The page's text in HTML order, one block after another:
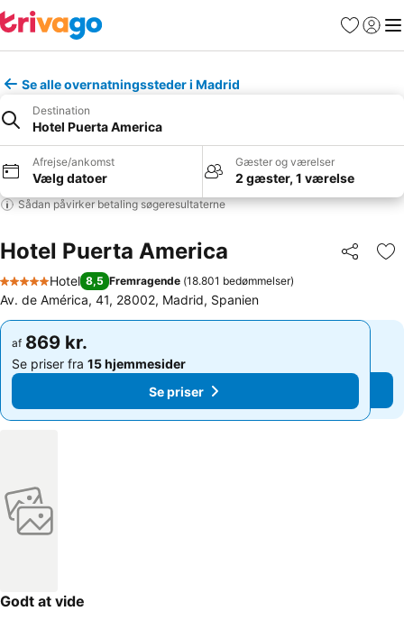
Favoritter
Log ind
Se alle overnatningssteder i Madrid
Destination
Hotel Puerta America
Afrejse/ankomst
Vælg datoer
Gæster og værelser
2 gæster, 1 værelse
Sådan påvirker betaling søgeresultaterne
Hotel Puerta America Del
5 Stjerner
Hotel 8,5 Fremragende (18.801 bedømmelser)
Av. de América, 41, 28002, Madrid, Spanien
af 869 kr.
Se priser fra 15 hjemmesider
Se priser
af 869 kr.
Se priser fra 15 hjemmesider
Se priser
Godt at vide